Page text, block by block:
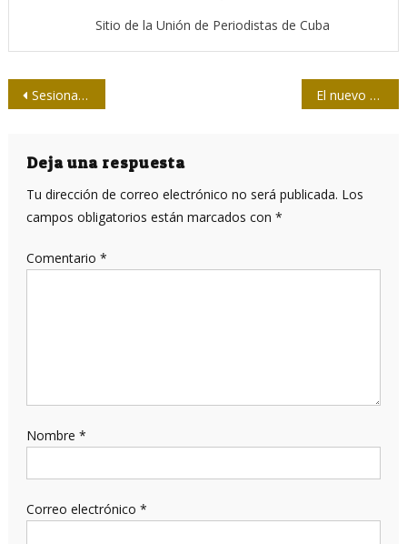
Sitio de la Unión de Periodistas de Cuba
Navegación
entradas
Sesiona Taller nacional sobre modelos de gestión de la prensa cubana El nuevo modelo de gestión puede comenzar por la web
Deja una respuesta
Tu dirección de correo electrónico no será publicada. Los
campos obligatorios están marcados con *
Comentario *
Nombre *
Correo electrónico *